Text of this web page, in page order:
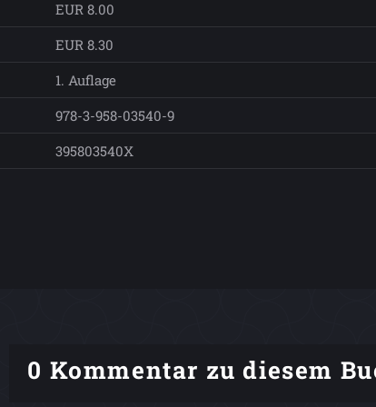
EUR 8.00
EUR 8.30
1. Auflage
978-3-958-03540-9
395803540X
0 Kommentar zu diesem